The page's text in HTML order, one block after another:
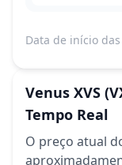
Data de início
Venus XVS
Tempo Real
O preço atual